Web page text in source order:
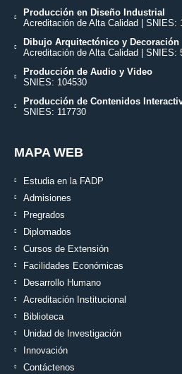
Producción en Diseño Industrial
Acreditación de Alta Calidad | SNIES:
Dibujo Arquitectónico y Decoración
Acreditación de Alta Calidad | SNIES:
Producción de Audio y Video
SNIES: 104530
Producción de Contenidos
SNIES: 117730
MAPA WEB
Estudia en la FADP
Admisiones
Pregrados
Diplomados
Cursos de Extensión
Facilidades Económicas
Desarrollo Humano
Acreditación Institucional
Biblioteca
Unidad de Investigación
Innovación
Contáctenos